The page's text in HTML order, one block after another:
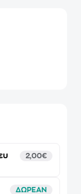
2,00€
ΔΩΡΕΑΝ